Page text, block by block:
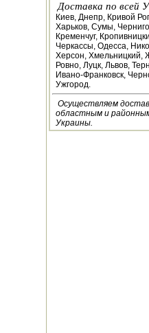
ДЛЯ
НАВЕСНОЕ
МОТОБЛОКОВ
СЕПАРАТОРЫ
МАСЛОБОЙКИ
СЫРОВАРНИ
Доставка по всей
Киев, Днепр, Кривой
Харьков, Сумы,
Кременчуг,
Черкассы, Одесса,
Херсон, Хмельницкий,
Ровно, Луцк, Львов,
Ивано-Франковск,
Ужгород.
Осуществляем
областным и
Украины.